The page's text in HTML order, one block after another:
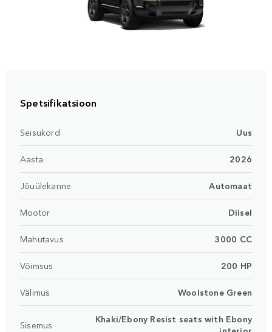
Spetsifikatsioon
Seisukord Uus
Aasta 2026
Jõuülekanne Automaat
Mootor Diisel
Mahutavus 3000 CC
Võimsus 200 HP
Välimus Woolstone Green
Sisemus
Khaki/Ebony Resist seats with Ebony